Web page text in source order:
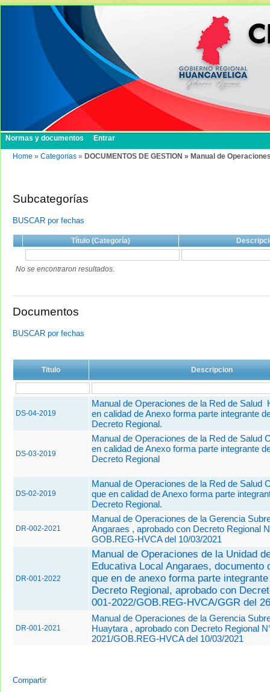
Normas y documentos Entrar
Home » Categorias » DOCUMENTOS DE GESTION » Manual de
Subcategorías
BUSCAR por fechas
Título (Categoría)
No se encontraron resultados.
Documentos
BUSCAR por fechas
Titulo Descripcion
DS-04-2019
Manual de Operaciones de la Red de Salud
en calidad de Anexo forma parte integrante
Decreto Regional.
DS-03-2019
Manual de Operaciones de la Red de Salud
en calidad de Anexo forma parte integrante
Decreto Regional
DS-02-2019
Manual de Operaciones de la Red de Salud
que en calidad de Anexo forma parte
Decreto Regional.
DR-002-2021
Manual de Operaciones de la Gerencia
Angaraes , aprobado con Decreto Regional
GOB.REG-HVCA del 10/03/2021
DR-001-2022
Manual de Operaciones de la Unidad
Educativa Local Angaraes, documento
que en de anexo forma parte
Decreto Regional, aprobado con
001-2022/GOB.REG-HVCA/GGR del
DR-001-2021
Manual de Operaciones de la Gerencia
Huaytara , aprobado con Decreto Regional
2021/GOB.REG-HVCA del 10/03/2021
Compartir